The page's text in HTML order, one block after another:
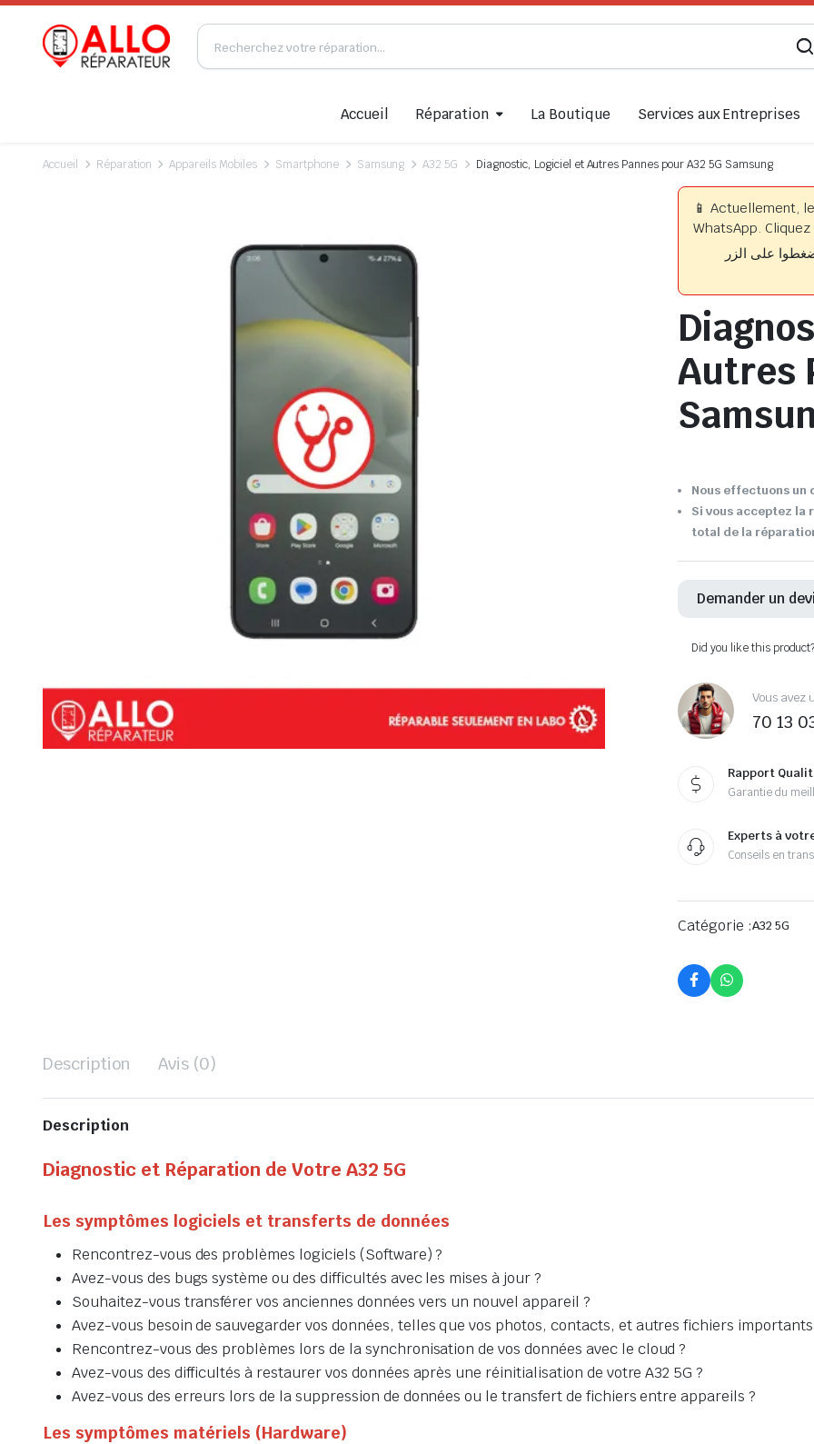
Accueil Réparation La Boutique Services aux Entreprises
Accueil Réparation Appareils Mobiles Smartphone Samsung A32 5G Diagnostic, Logiciel et Autres Pannes pour A32 5G Samsung
📱 Actuellement,
WhatsApp.
على الزر
Autres
Nous effectuons un
Si vous acceptez la
total de la
Demander un
Did you like this
Vous avez
70 13
Rapport
Garantie du
Experts à
Conseils en
Catégorie :A32 5G
Description Avis (0)
Description
Diagnostic et Réparation de Votre A32 5G
Les symptômes logiciels et transferts de données
Rencontrez-vous des problèmes logiciels (Software) ?
Avez-vous des bugs système ou des difficultés avec les mises à jour ?
Souhaitez-vous transférer vos anciennes données vers un nouvel appareil ?
Avez-vous besoin de sauvegarder vos données, telles que vos photos, contacts, et autres fichiers
Rencontrez-vous des problèmes lors de la synchronisation de vos données avec le cloud ?
Avez-vous des difficultés à restaurer vos données après une réinitialisation de votre A32 5G ?
Avez-vous des erreurs lors de la suppression de données ou le transfert de fichiers entre appareils ?
Les symptômes matériels (Hardware)